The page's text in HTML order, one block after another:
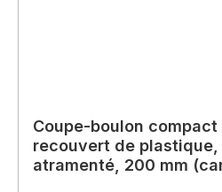
Coupe-boulon compact
recouvert de plastique,
atramenté, 200 mm